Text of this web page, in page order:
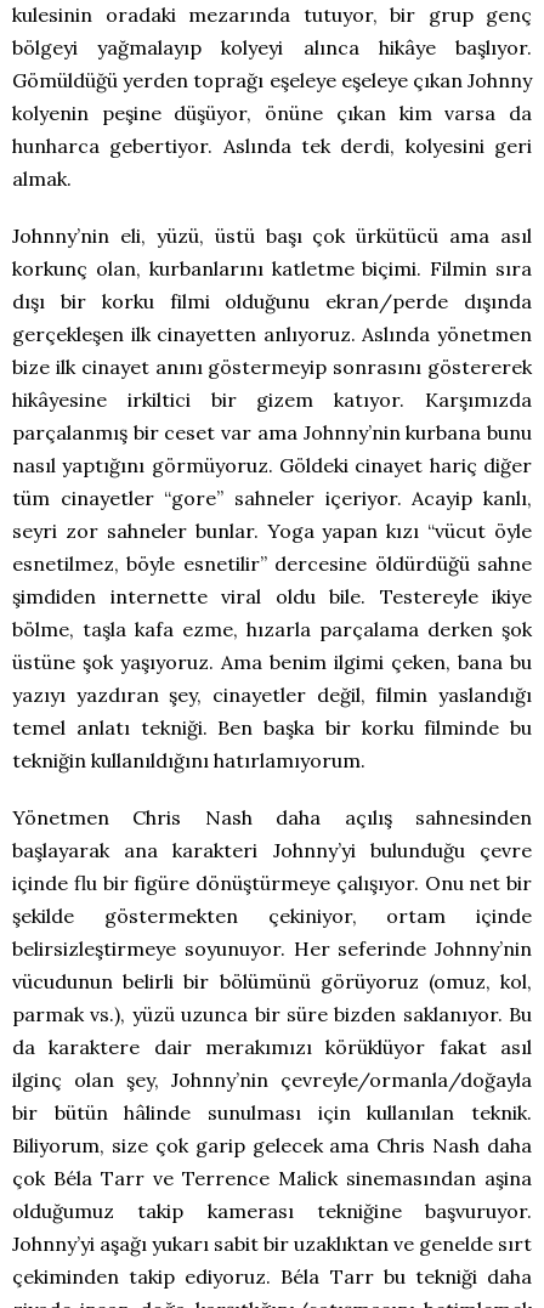
kulesinin oradaki mezarında tutuyor, bir grup genç
bölgeyi yağmalayıp kolyeyi alınca hikâye başlıyor.
Gömüldüğü yerden toprağı eşeleye eşeleye çıkan Johnny
kolyenin peşine düşüyor, önüne çıkan kim varsa da
hunharca gebertiyor. Aslında tek derdi, kolyesini geri
almak.
Johnny’nin eli, yüzü, üstü başı çok ürkütücü ama asıl
korkunç olan, kurbanlarını katletme biçimi. Filmin sıra
dışı bir korku filmi olduğunu ekran/perde dışında
gerçekleşen ilk cinayetten anlıyoruz. Aslında yönetmen
bize ilk cinayet anını göstermeyip sonrasını göstererek
hikâyesine irkiltici bir gizem katıyor. Karşımızda
parçalanmış bir ceset var ama Johnny’nin kurbana bunu
nasıl yaptığını görmüyoruz. Göldeki cinayet hariç diğer
tüm cinayetler “gore” sahneler içeriyor. Acayip kanlı,
seyri zor sahneler bunlar. Yoga yapan kızı “vücut öyle
esnetilmez, böyle esnetilir” dercesine öldürdüğü sahne
şimdiden internette viral oldu bile. Testereyle ikiye
bölme, taşla kafa ezme, hızarla parçalama derken şok
üstüne şok yaşıyoruz. Ama benim ilgimi çeken, bana bu
yazıyı yazdıran şey, cinayetler değil, filmin yaslandığı
temel anlatı tekniği. Ben başka bir korku filminde bu
tekniğin kullanıldığını hatırlamıyorum.
Yönetmen Chris Nash daha açılış sahnesinden
başlayarak ana karakteri Johnny’yi bulunduğu çevre
içinde flu bir figüre dönüştürmeye çalışıyor. Onu net bir
şekilde göstermekten çekiniyor, ortam içinde
belirsizleştirmeye soyunuyor. Her seferinde Johnny’nin
vücudunun belirli bir bölümünü görüyoruz (omuz, kol,
parmak vs.), yüzü uzunca bir süre bizden saklanıyor. Bu
da karaktere dair merakımızı körüklüyor fakat asıl
ilginç olan şey, Johnny’nin çevreyle/ormanla/doğayla
bir bütün hâlinde sunulması için kullanılan teknik.
Biliyorum, size çok garip gelecek ama Chris Nash daha
çok Béla Tarr ve Terrence Malick sinemasından aşina
olduğumuz takip kamerası tekniğine başvuruyor.
Johnny’yi aşağı yukarı sabit bir uzaklıktan ve genelde sırt
çekiminden takip ediyoruz. Béla Tarr bu tekniği daha